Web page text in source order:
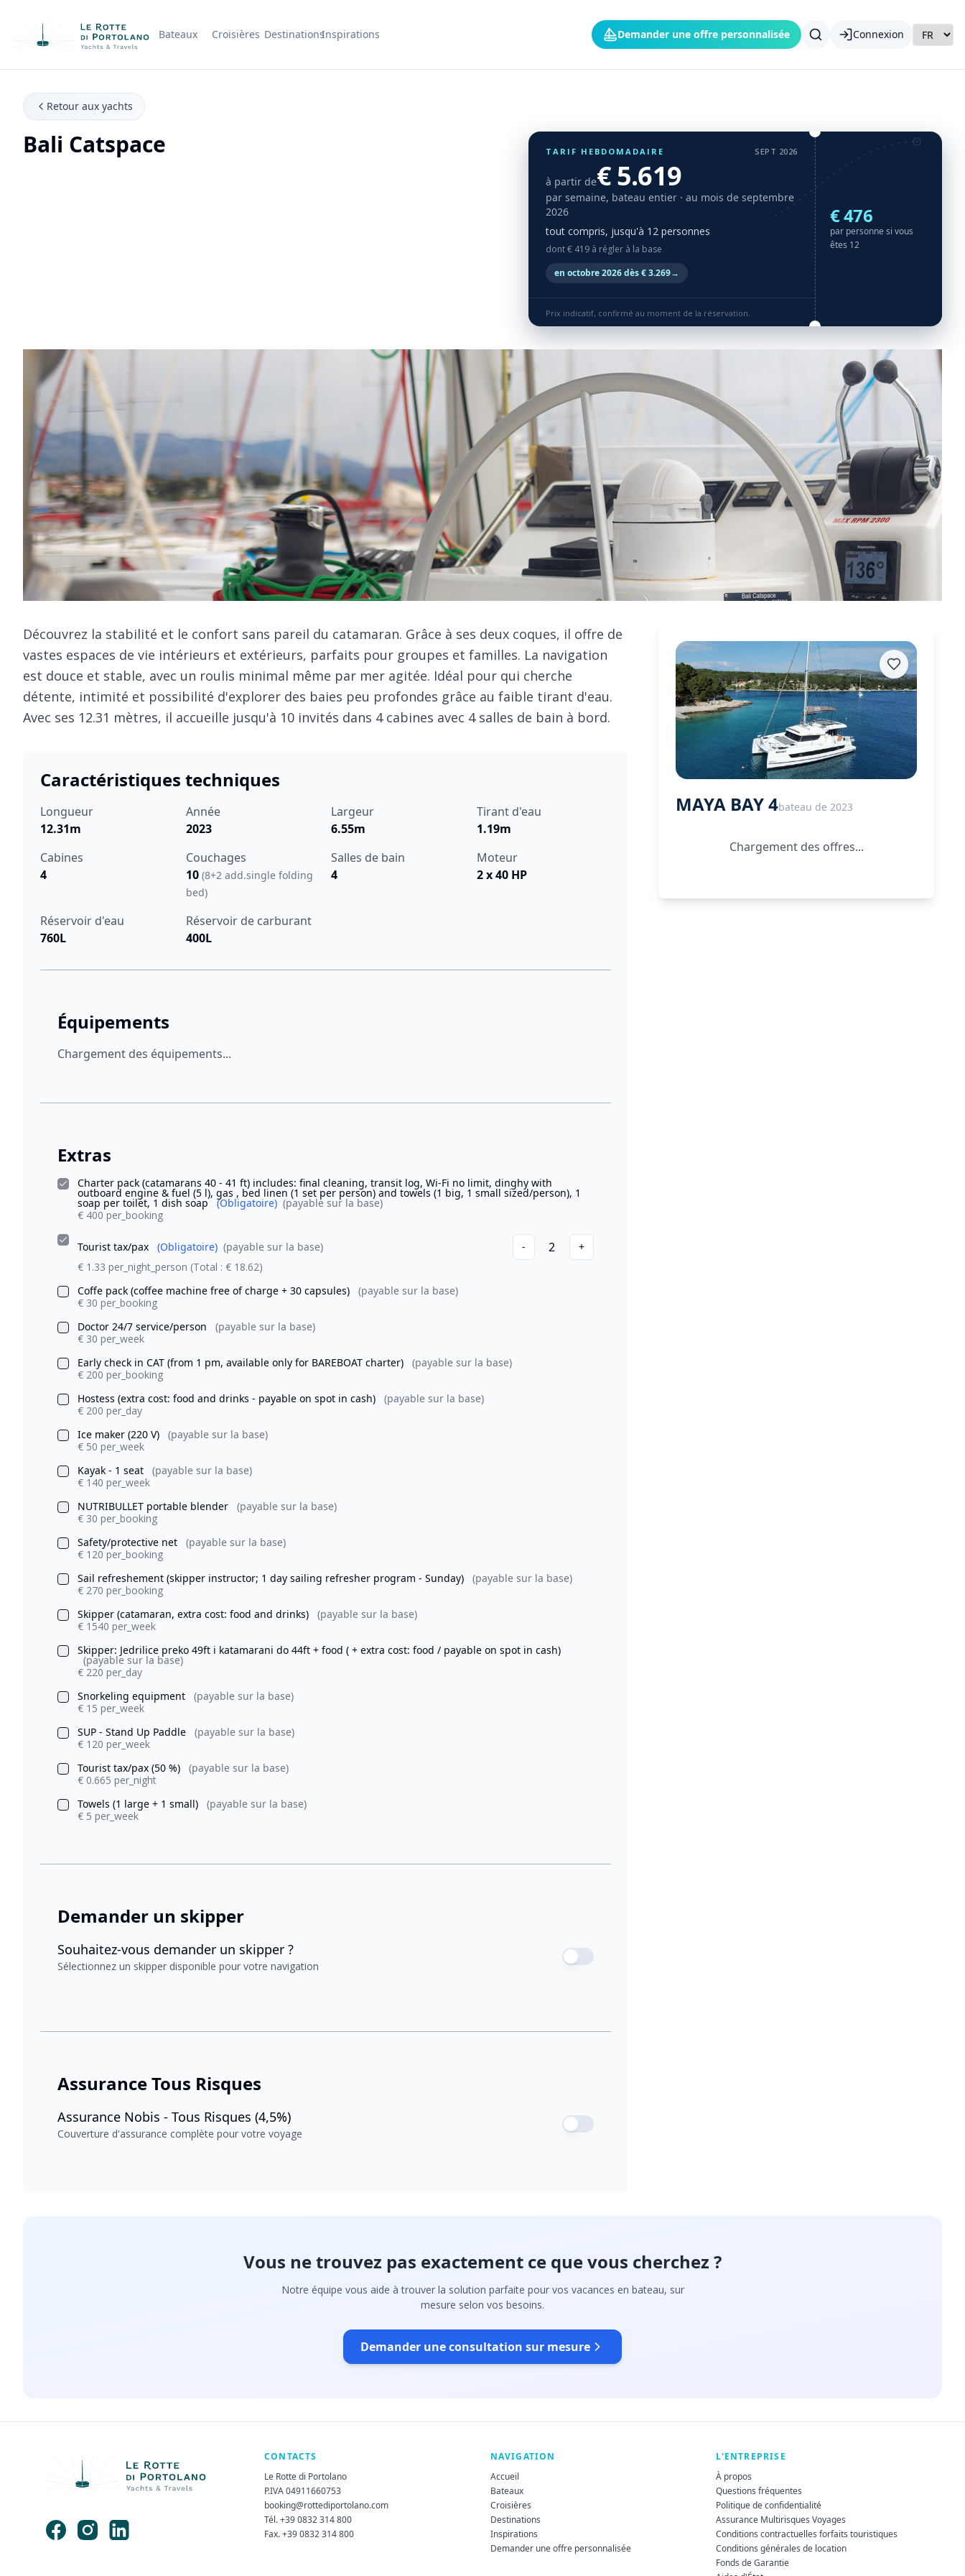
Nom de l'entreprise Bateaux Croisières DestinationsInspirations Demander une offre personnalisée Connexion
Retour aux yachts
Bali Catspace TARIF HEBDOMADAIRE SEPT 2026
à partir de€ 5.619
par semaine, bateau entier · au mois de septembre
2026
tout compris, jusqu'à 12 personnes
dont € 419 à régler à la base
en octobre 2026 dès € 3.269→
Prix indicatif, confirmé au moment de la réservation.
€ 476
par personne si vous
êtes 12
Découvrez la stabilité et le confort sans pareil du catamaran. Grâce à ses deux coques, il offre de
vastes espaces de vie intérieurs et extérieurs, parfaits pour groupes et familles. La navigation
est douce et stable, avec un roulis minimal même par mer agitée. Idéal pour qui cherche
détente, intimité et possibilité d'explorer des baies peu profondes grâce au faible tirant d'eau.
Avec ses 12.31 mètres, il accueille jusqu'à 10 invités dans 4 cabines avec 4 salles de bain à bord.
Caractéristiques techniques
Longueur
12.31m
Année
2023
Largeur
6.55m
Tirant d'eau
1.19m
Cabines
4
Couchages
10 (8+2 add.single folding
bed)
Salles de bain
4
Moteur
2 x 40 HP
Réservoir d'eau
760L
Réservoir de carburant
400L
Équipements
Chargement des équipements...
Extras
Charter pack (catamarans 40 - 41 ft) includes: final cleaning, transit log, Wi-Fi no limit, dinghy with
outboard engine & fuel (5 l), gas , bed linen (1 set per person) and towels (1 big, 1 small sized/person), 1
soap per toilet, 1 dish soap (Obligatoire) (payable sur la base)
€ 400 per_booking
Tourist tax/pax (Obligatoire) (payable sur la base) - 2
+
€ 1.33 per_night_person (Total : € 18.62)
Coffe pack (coffee machine free of charge + 30 capsules)
(payable sur la base)
€ 30 per_booking
Doctor 24/7 service/person
(payable sur la base)
€ 30 per_week
Early check in CAT (from 1 pm, available only for BAREBOAT charter)
(payable sur la base)
€ 200 per_booking
Hostess (extra cost: food and drinks - payable on spot in cash)
(payable sur la base)
€ 200 per_day
Ice maker (220 V)
(payable sur la base)
€ 50 per_week
Kayak - 1 seat
(payable sur la base)
€ 140 per_week
NUTRIBULLET portable blender
(payable sur la base)
€ 30 per_booking
Safety/protective net
(payable sur la base)
€ 120 per_booking
Sail refreshement (skipper instructor; 1 day sailing refresher program - Sunday)
(payable sur la base)
€ 270 per_booking
Skipper (catamaran, extra cost: food and drinks)
(payable sur la base)
€ 1540 per_week
Skipper: Jedrilice preko 49ft i katamarani do 44ft + food ( + extra cost: food / payable on spot in cash)
(payable sur la base)
€ 220 per_day
Snorkeling equipment
(payable sur la base)
€ 15 per_week
SUP - Stand Up Paddle
(payable sur la base)
€ 120 per_week
Tourist tax/pax (50 %)
(payable sur la base)
€ 0.665 per_night
Towels (1 large + 1 small)
(payable sur la base)
€ 5 per_week
Demander un skipper
Souhaitez-vous demander un skipper ?
Sélectionnez un skipper disponible pour votre navigation
Assurance Tous Risques
Assurance Nobis - Tous Risques (4,5%)
Couverture d'assurance complète pour votre voyage
MAYA BAY 4bateau de 2023
Chargement des offres...
Vous ne trouvez pas exactement ce que vous cherchez ?
Notre équipe vous aide à trouver la solution parfaite pour vos vacances en bateau, sur
mesure selon vos besoins.
Demander une consultation sur mesure
CONTACTS
Le Rotte di Portolano
P.IVA 04911660753
booking@rottediportolano.com
Tél. +39 0832 314 800
Fax. +39 0832 314 800
NAVIGATION
Accueil
Bateaux
Croisières
Destinations
Inspirations
Demander une offre personnalisée
L'ENTREPRISE
À propos
Questions fréquentes
Politique de confidentialité
Assurance Multirisques Voyages
Conditions contractuelles forfaits touristiques
Conditions générales de location
Fonds de Garantie